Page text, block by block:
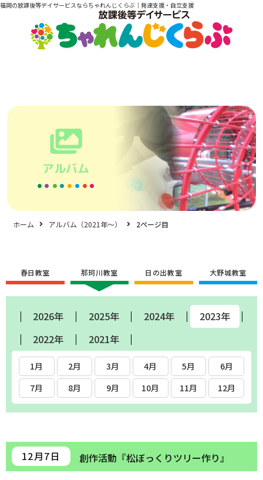
福岡の放課後等デイサービスならちゃれんじくらぶ｜発達支援・自立支援
アルバム
ホーム アルバム（2021年〜） 2ページ目
春日教室 那珂川教室 日の出教室 大野城教室
2026年 2025年 2024年
2023年
2022年
2021年
1月 2月 3月 4月 5月
6月
7月
8月 9月 10月 11月 12月
12月7日 創作活動『松ぼっくりツリー作り』